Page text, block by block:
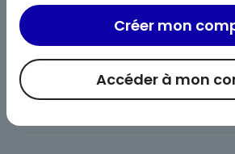
Nous contacter
Nos recettes
Foire aux questions
Rappel produit
Accéder à mon
Créer mon